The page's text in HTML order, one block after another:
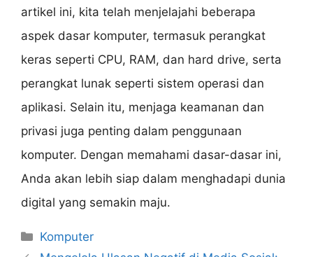
artikel ini, kita telah menjelajahi beberapa
aspek dasar komputer, termasuk perangkat
keras seperti CPU, RAM, dan hard drive, serta
perangkat lunak seperti sistem operasi dan
aplikasi. Selain itu, menjaga keamanan dan
privasi juga penting dalam penggunaan
komputer. Dengan memahami dasar-dasar ini,
Anda akan lebih siap dalam menghadapi dunia
digital yang semakin maju.
Categories
Komputer